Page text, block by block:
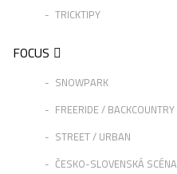
TRICKTIPY
FOCUS
SNOWPARK
FREERIDE / BACKCOUNTRY
STREET / URBAN
ČESKO-SLOVENSKÁ SCÉNA